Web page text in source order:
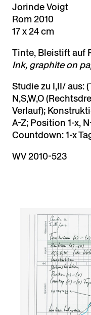
Jorinde Voigt
Rom 2010
17 x 24 cm
Tinte, Bleistift auf
Ink, graphite on
Studie zu I,II/ aus:
N,S,W,O
Verlauf);
A-Z; Position 1-x,
Countdown: 1-x
WV 2010-523